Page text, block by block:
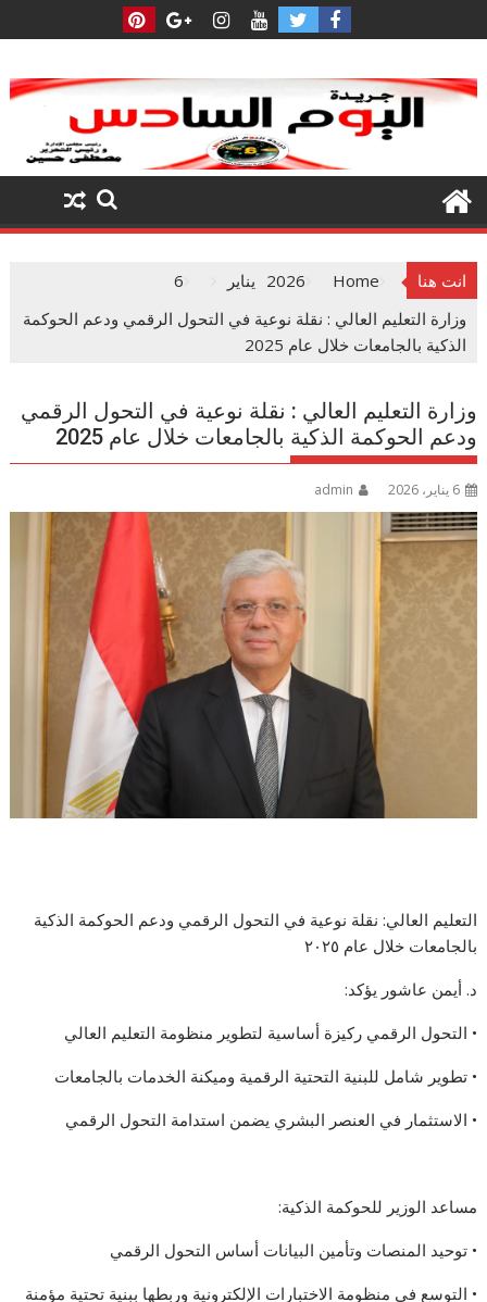
to
انت هنا Home
2026 يناير
6
وزارة التعليم العالي : نقلة نوعية في التحول الرقمي ودعم الحوكمة
الذكية بالجامعات خلال عام 2025
وزارة التعليم العالي : نقلة نوعية في التحول الرقمي
ودعم الحوكمة الذكية بالجامعات خلال عام 2025
6 يناير، 2026 admin
التعليم العالي: نقلة نوعية في التحول الرقمي ودعم الحوكمة الذكية
بالجامعات خلال عام ٢٠٢٥
د. أيمن عاشور يؤكد:
• التحول الرقمي ركيزة أساسية لتطوير منظومة التعليم العالي
• تطوير شامل للبنية التحتية الرقمية وميكنة الخدمات بالجامعات
• الاستثمار في العنصر البشري يضمن استدامة التحول الرقمي
مساعد الوزير للحوكمة الذكية:
• توحيد المنصات وتأمين البيانات أساس التحول الرقمي
• التوسع في منظومة الاختبارات الإلكترونية وربطها ببنية تحتية مؤمنة